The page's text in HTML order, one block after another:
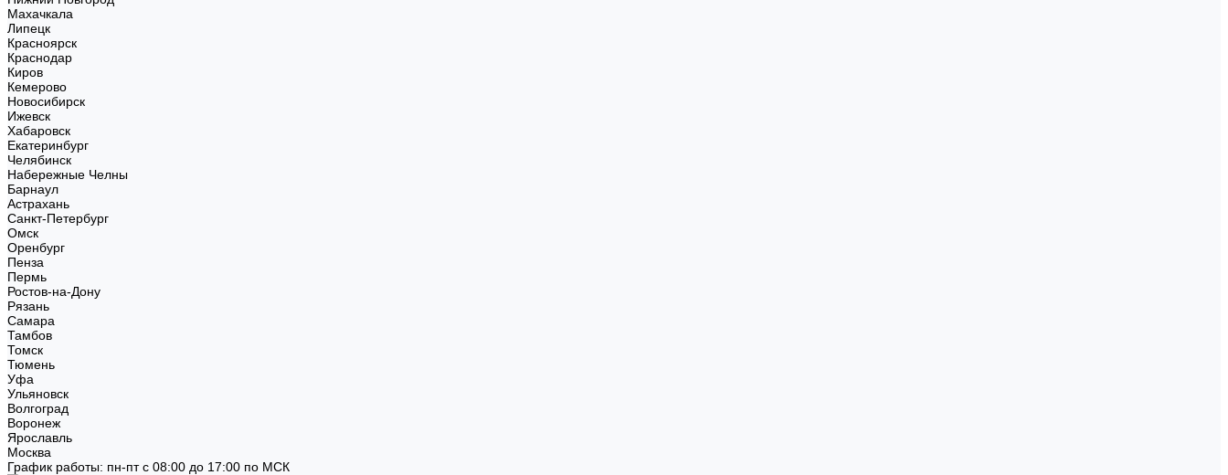
Махачкала
Липецк
Красноярск
Краснодар
Киров
Кемерово
Новосибирск
Ижевск
Хабаровск
Екатеринбург
Челябинск
Набережные Челны
Барнаул
Астрахань
Санкт-Петербург
Омск
Оренбург
Пенза
Пермь
Ростов-на-Дону
Рязань
Самара
Тамбов
Томск
Тюмень
Уфа
Ульяновск
Волгоград
Воронеж
Ярославль
Москва
График работы: пн-пт с 08:00 до 17:00 по МСК